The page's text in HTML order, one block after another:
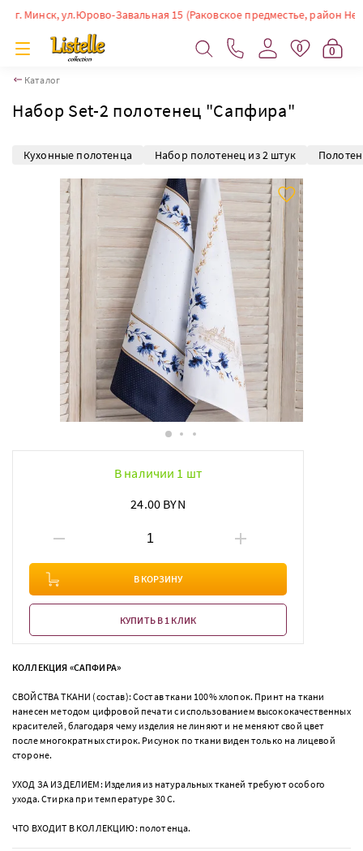
Минск, ул.Юрово-Завальная 15 (Раковское предместье, район
0 0
Каталог
Набор Set-2 полотенец "Сапфира"
Кухонные полотенца Набор полотенец из 2 штук
В наличии 1 шт
24.00 BYN
В КОРЗИНУ
КУПИТЬ В 1 КЛИК
КОЛЛЕКЦИЯ «САПФИРА»
СВОЙСТВА ТКАНИ (состав): Состав ткани 100% хлопок. Принт на ткани
нанесен методом цифровой печати с использованием высококачественных
красителей, благодаря чему изделия не линяют и не меняют свой цвет
после многократных стирок. Рисунок по ткани виден только на лицевой
стороне.
УХОД ЗА ИЗДЕЛИЕМ: Изделия из натуральных тканей требуют особого
ухода. Стирка при температуре 30 С.
ЧТО ВХОДИТ В КОЛЛЕКЦИЮ: полотенца.